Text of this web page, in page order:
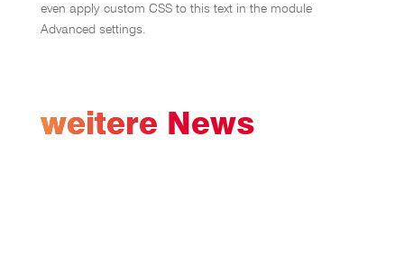
even apply custom CSS to this text in the module
Advanced settings.
weitere News